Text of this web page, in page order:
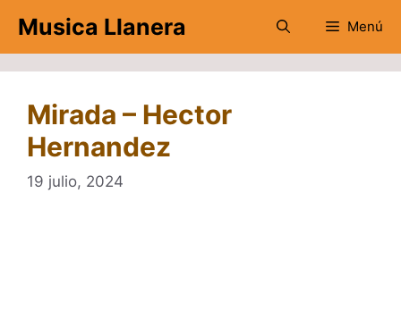
contenido
Musica Llanera Menú
Mirada – Hector
Hernandez
19 julio, 2024